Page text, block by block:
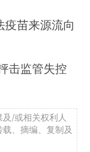
疫苗来源流向
击监管失控
/或相关权利人
、摘编、复制及